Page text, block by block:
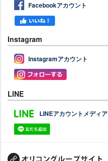
Facebookアカウント
Instagram
Instagramアカウント
LINE
LINEアカウントメディア